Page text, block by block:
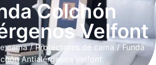
Colchón
Velfont
cama/Protectores de cama / Funda
Antialérgenos Velfont